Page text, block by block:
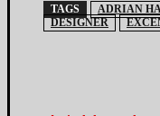
TAGS ADRIAN
DESIGNER